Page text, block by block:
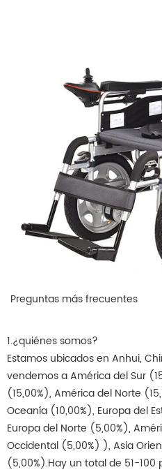
Preguntas más frecuentes
1.¿quiénes somos?
Estamos ubicados en Anhui,
vendemos a América del Sur
(15,00%), América del Norte
Oceanía (10,00%), Europa del
Europa del Norte (5,00%),
Occidental (5,00%) ), Asia
(5,00%).Hay un total de 51-